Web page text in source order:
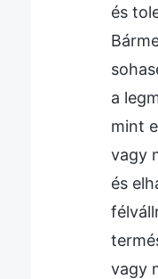
és
a
mint
vagy
és
vagy